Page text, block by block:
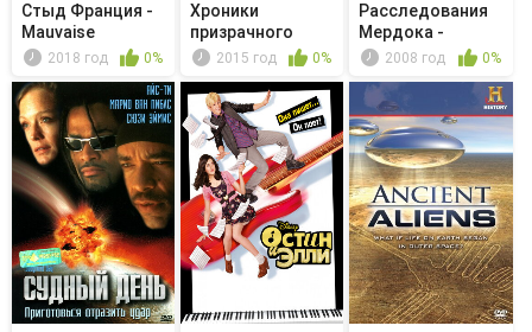
Стыд Франция -
Mauvaise
stratégie
2018 год 0%
Хроники
призрачного
племени
2015 год 0%
Расследования
Мердока -
Troublemakers
2008 год 0%